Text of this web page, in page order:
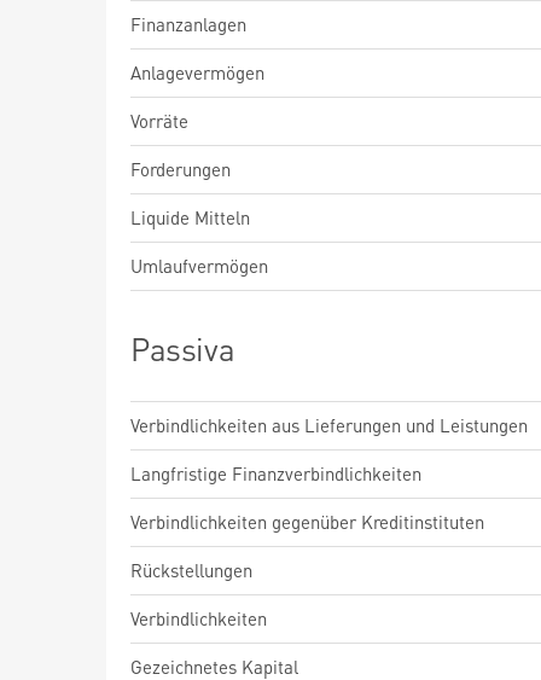
Finanzanlagen
Anlagevermögen
Vorräte
Forderungen
Liquide Mitteln
Umlaufvermögen
Passiva
Verbindlichkeiten aus Lieferungen und Leistungen
Langfristige Finanzverbindlichkeiten
Verbindlichkeiten gegenüber Kreditinstituten
Rückstellungen
Verbindlichkeiten
Gezeichnetes Kapital